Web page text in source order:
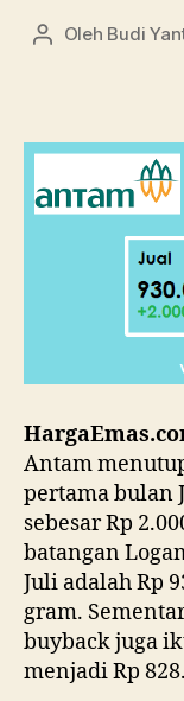
Penulis
Oleh Budi
Antam
pertama bulan
sebesar Rp
batangan
Juli adalah Rp
gram.
buyback juga
menjadi Rp